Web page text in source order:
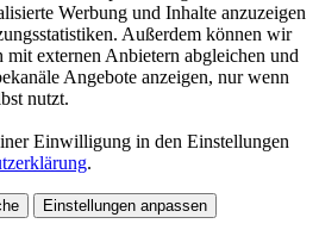
Werbung und Inhalte anzuzeigen
Außerdem können wir
mit externen Anbietern abgleichen und
Angebote anzeigen, nur wenn
nutzt.
Einwilligung in den Einstellungen
.
Einstellungen anpassen